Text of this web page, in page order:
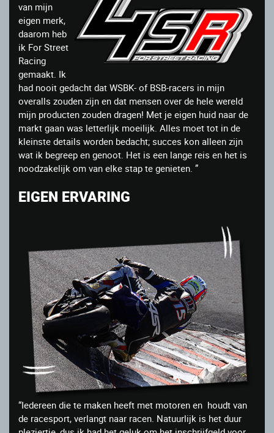
van mijn
eigen merk,
daarom heb
ik For Street
Racing
gemaakt. Ik
had nooit gedacht dat WSBK- of BSB-racers in mijn
overalls zouden zijn en dat mensen over de hele wereld
mijn producten zouden dragen! Met je eigen huid naar de
markt gaan was letterlijk moeilijk. Alles moet tot in de
kleinste details worden bedacht; succes kon alleen zijn
wat ik begreep en genoot. Het is een lange reis en het is
noodzakelijk om van elke stap te genieten. ”
EIGEN ERVARING
“Iedereen die te maken heeft met motoren en houdt van
de racesport, verlangt naar racen. Natuurlijk is het duur